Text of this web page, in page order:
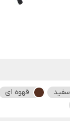
سفید
قهوه ای